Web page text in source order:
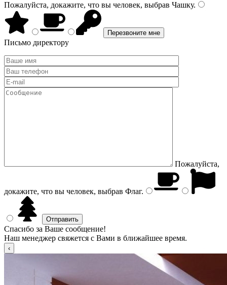
Пожалуйста, докажите, что вы человек, выбрав Чашку.
Письмо директору
Пожалуйста,
докажите, что вы человек, выбрав Флаг.
Спасибо за Ваше сообщение!
Наш менеджер свяжется с Вами в ближайшее время.